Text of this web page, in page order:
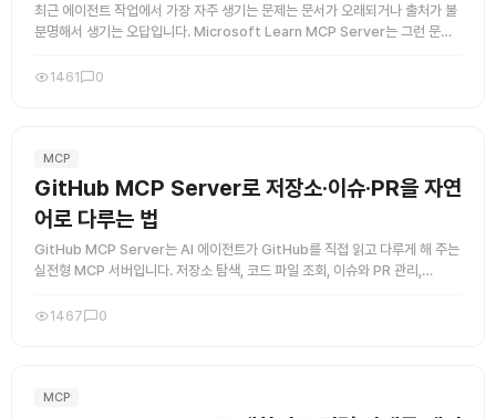
최근 에이전트 작업에서 가장 자주 생기는 문제는 문서가 오래되거나 출처가 불
분명해서 생기는 오답입니다. Microsoft Learn MCP Server는 그런 문제
1461 0
MCP
GitHub MCP Server로 저장소·이슈·PR을 자연
어로 다루는 법
GitHub MCP Server는 AI 에이전트가 GitHub를 직접 읽고 다루게 해 주는
실전형 MCP 서버입니다. 저장소 탐색, 코드 파일 조회, 이슈와 PR 관리,
1467 0
MCP